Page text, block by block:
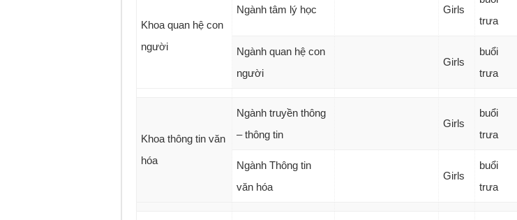
Khoa quan hệ con
người
Ngành tâm lý học Girls
trưa
Ngành quan hệ con
người
Girls
buổi
trưa
Khoa thông tin văn
hóa
Ngành truyền thông
– thông tin
Girls
buổi
trưa
Ngành Thông tin
văn hóa
Girls
buổi
trưa